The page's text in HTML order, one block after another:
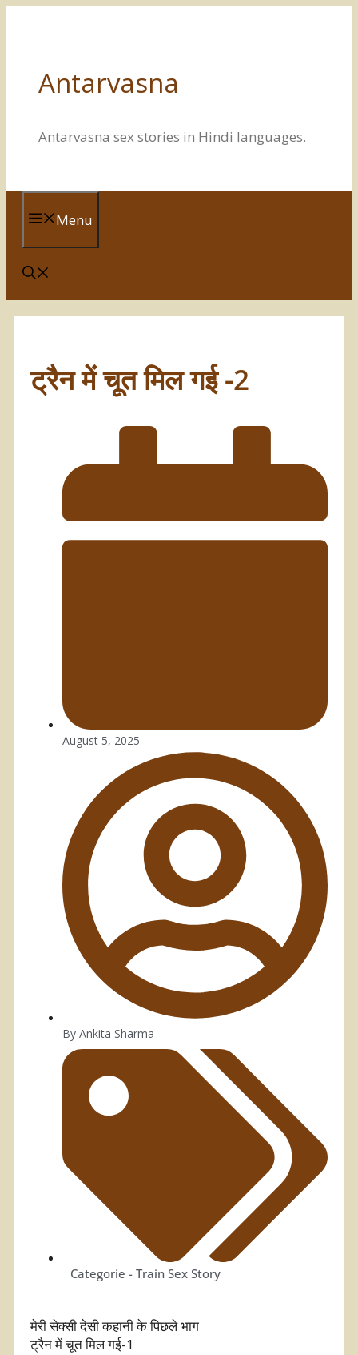
Antarvasna
Antarvasna sex stories in Hindi languages.
Menu
ट्रैन में चूत मिल गई -2
August 5, 2025
By Ankita Sharma
Categorie - Train Sex Story
मेरी सेक्सी देसी कहानी के पिछले भाग
ट्रैन में चूत मिल गई-1